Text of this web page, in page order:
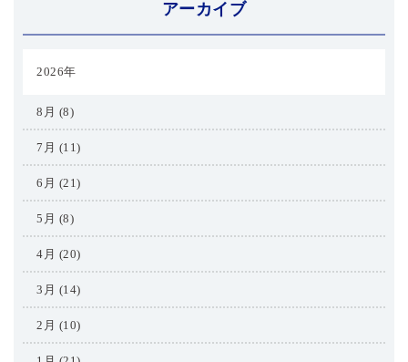
アーカイブ
2026年
8月 (8)
7月 (11)
6月 (21)
5月 (8)
4月 (20)
3月 (14)
2月 (10)